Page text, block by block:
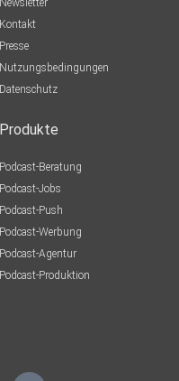
Newsletter
Kontakt
Presse
Nutzungsbedingungen
Datenschutz
Produkte
Podcast-Beratung
Podcast-Jobs
Podcast-Push
Podcast-Werbung
Podcast-Agentur
Podcast-Produktion